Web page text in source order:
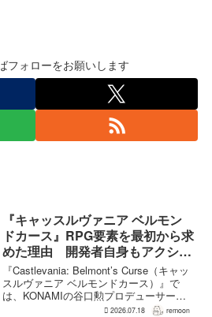
フォローをお願いします
『キャッスルヴァニア ベルモン
ドカース』RPG要素を最初から求
めた理由 開発者自身もアクショ
ンのつらさを実感
『Castlevania: Belmont’s Curse（キャッ
スルヴァニア ベルモンドカース）』で
は、KONAMIの谷口勲プロデューサー
が、レベルアップを含むRPG的システム
2026.07.18 remoon